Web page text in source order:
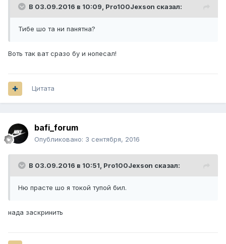
В 03.09.2016 в 10:09, Pro100Jexson сказал:
Тибе шо та ни панятна?
Воть так ват сразо бу и нопесал!
Цитата
bafi_forum
Опубликовано: 3 сентября, 2016
В 03.09.2016 в 10:51, Pro100Jexson сказал:
Ню прасте шо я токой тупой бил.
нада заскринить